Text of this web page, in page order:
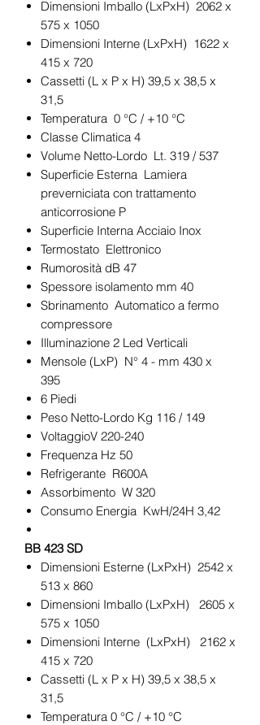
Dimensioni Imballo (LxPxH) 2062 x
575 x 1050
Dimensioni Interne (LxPxH) 1622 x
415 x 720
Cassetti (L x P x H) 39,5 x 38,5 x
31,5
Temperatura 0 °C / +10 °C
Classe Climatica 4
Volume Netto-Lordo Lt. 319 / 537
Superficie Esterna Lamiera
preverniciata con trattamento
anticorrosione P
Superficie Interna Acciaio Inox
Termostato Elettronico
Rumorosità dB 47
Spessore isolamento mm 40
Sbrinamento Automatico a fermo
compressore
Illuminazione 2 Led Verticali
Mensole (LxP) N° 4 - mm 430 x
395
6 Piedi
Peso Netto-Lordo Kg 116 / 149
VoltaggioV 220-240
Frequenza Hz 50
Refrigerante R600A
Assorbimento W 320
Consumo Energia KwH/24H 3,42
BB 423 SD
Dimensioni Esterne (LxPxH) 2542 x
513 x 860
Dimensioni Imballo (LxPxH) 2605 x
575 x 1050
Dimensioni Interne (LxPxH) 2162 x
415 x 720
Cassetti (L x P x H) 39,5 x 38,5 x
31,5
Temperatura 0 °C / +10 °C